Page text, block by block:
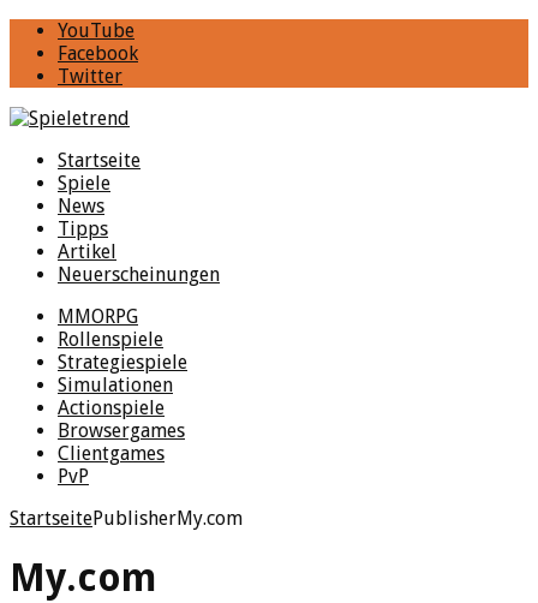
YouTube
Facebook
Twitter
Startseite
Spiele
News
Tipps
Artikel
Neuerscheinungen
MMORPG
Rollenspiele
Strategiespiele
Simulationen
Actionspiele
Browsergames
Clientgames
PvP
StartseitePublisherMy.com
My.com